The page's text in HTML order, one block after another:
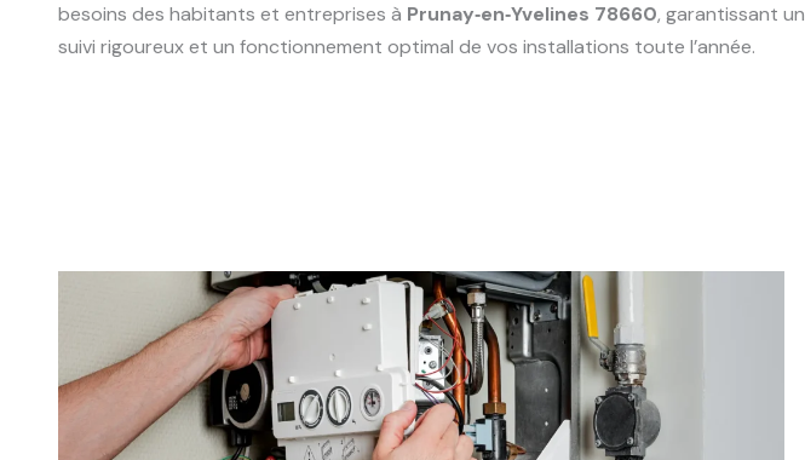
besoins des habitants et entreprises à Prunay‑en‑Yvelines 78660, garantissant un
suivi rigoureux et un fonctionnement optimal de vos installations toute l’année.